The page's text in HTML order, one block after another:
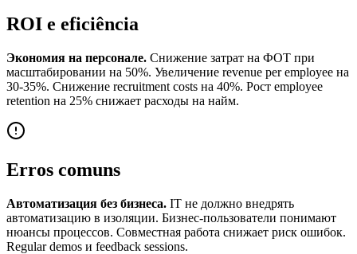
ROI e eficiência
Экономия на персонале. Снижение затрат на ФОТ при
масштабировании на 50%. Увеличение revenue per employee на
30-35%. Снижение recruitment costs на 40%. Рост employee
retention на 25% снижает расходы на найм.
Erros comuns
Автоматизация без бизнеса. IT не должно внедрять
автоматизацию в изоляции. Бизнес-пользователи понимают
нюансы процессов. Совместная работа снижает риск ошибок.
Regular demos и feedback sessions.